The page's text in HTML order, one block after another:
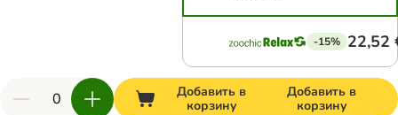
-15% 22,52
Добавить в
корзину
Добавить в
корзину